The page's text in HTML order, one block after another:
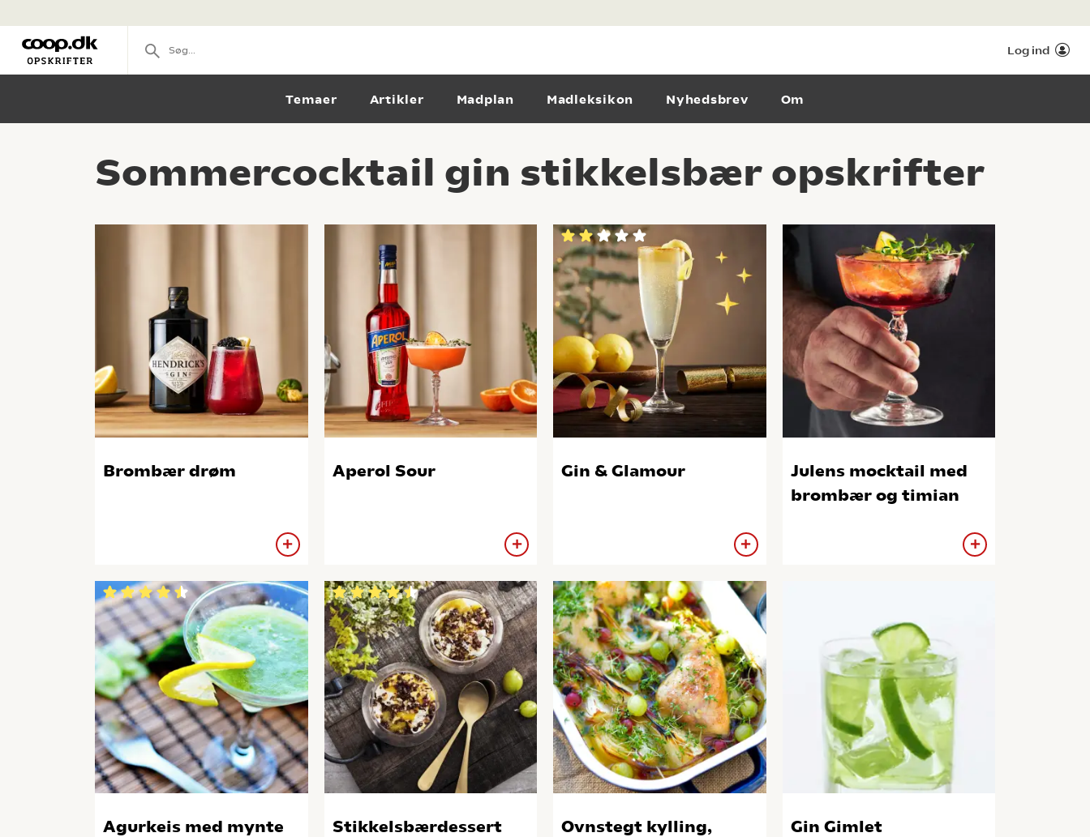
Log ind
Temaer Artikler Madplan Madleksikon Nyhedsbrev Om
Sommercocktail gin stikkelsbær opskrifter
Brombær drøm Aperol Sour Gin & Glamour
Julens mocktail med
brombær og timian
Agurkeis med mynte
Stikkelsbærdessert
Ovnstegt kylling,
Gin Gimlet